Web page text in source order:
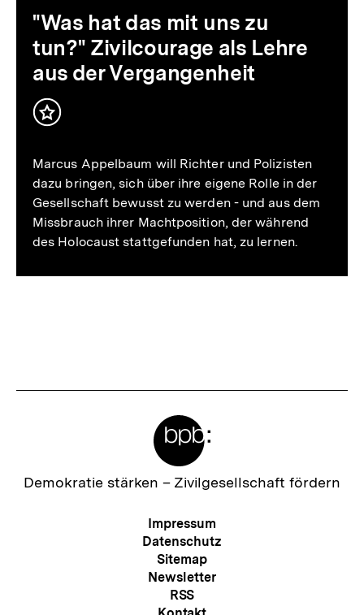
als
Lehre
aus
der
Vergangenheit
"Was hat das mit uns zu
tun?" Zivilcourage als Lehre
aus der Vergangenheit
Inhalt
Marcus Appelbaum will Richter und Polizisten
dazu bringen, sich über ihre eigene Rolle in der
Gesellschaft bewusst zu werden - und aus dem
Missbrauch ihrer Machtposition, der während
des Holocaust stattgefunden hat, zu lernen.
Zur
Demokratie stärken – Zivilgesellschaft fördern
Meta-
Navigation
Impressum
Datenschutz
Sitemap
Newsletter
RSS